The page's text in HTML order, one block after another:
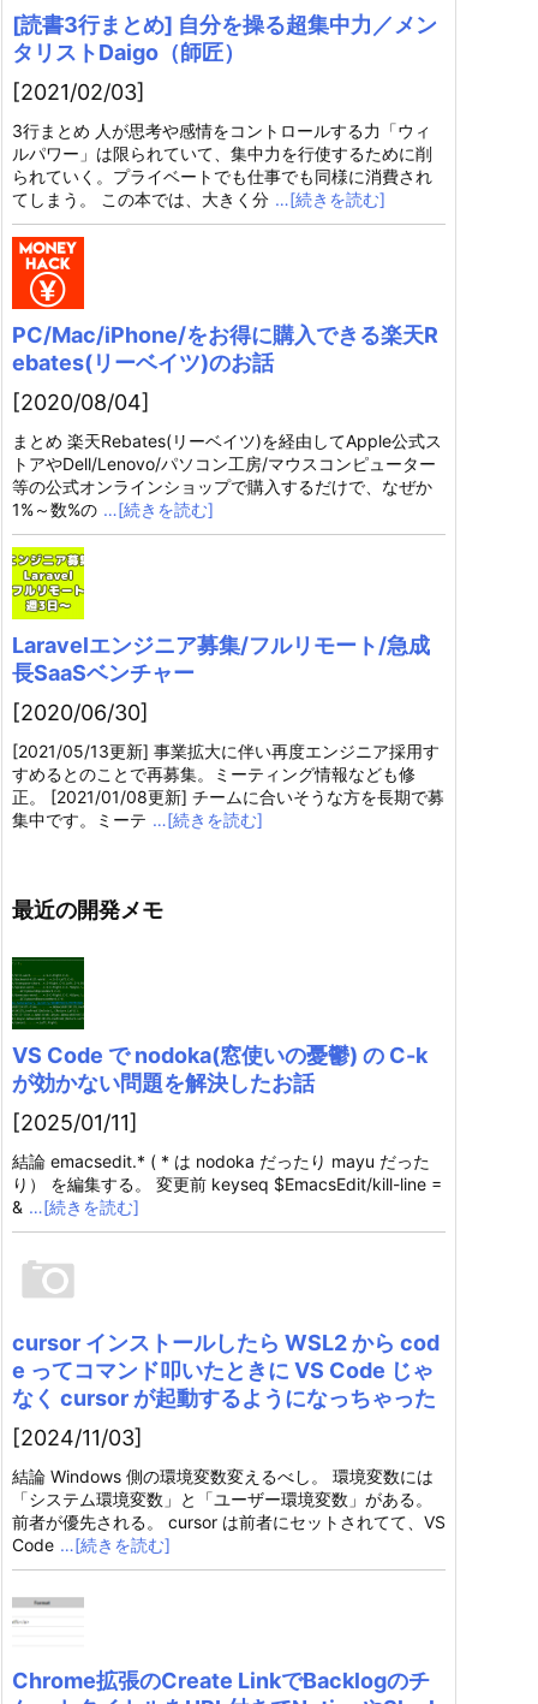
[読書3行まとめ] 自分を操る超集中力／メン
タリストDaigo（師匠）
[2021/02/03]
3行まとめ 人が思考や感情をコントロールする力「ウィ
ルパワー」は限られていて、集中力を行使するために削
られていく。プライベートでも仕事でも同様に消費され
てしまう。 この本では、大きく分 …[続きを読む]
PC/Mac/iPhone/をお得に購入できる楽天R
ebates(リーベイツ)のお話
[2020/08/04]
まとめ 楽天Rebates(リーベイツ)を経由してApple公式ス
トアやDell/Lenovo/パソコン工房/マウスコンピューター
等の公式オンラインショップで購入するだけで、なぜか
1%～数%の …[続きを読む]
Laravelエンジニア募集/フルリモート/急成
長SaaSベンチャー
[2020/06/30]
[2021/05/13更新] 事業拡大に伴い再度エンジニア採用す
すめるとのことで再募集。ミーティング情報なども修
正。 [2021/01/08更新] チームに合いそうな方を長期で募
集中です。ミーテ …[続きを読む]
最近の開発メモ
VS Code で nodoka(窓使いの憂鬱) の C-k
が効かない問題を解決したお話
[2025/01/11]
結論 emacsedit.* ( * は nodoka だったり mayu だった
り） を編集する。 変更前 keyseq $EmacsEdit/kill-line =
& …[続きを読む]
cursor インストールしたら WSL2 から cod
e ってコマンド叩いたときに VS Code じゃ
なく cursor が起動するようになっちゃった
[2024/11/03]
結論 Windows 側の環境変数変えるべし。 環境変数には
「システム環境変数」と「ユーザー環境変数」がある。
前者が優先される。 cursor は前者にセットされてて、VS
Code …[続きを読む]
Chrome拡張のCreate LinkでBacklogのチ